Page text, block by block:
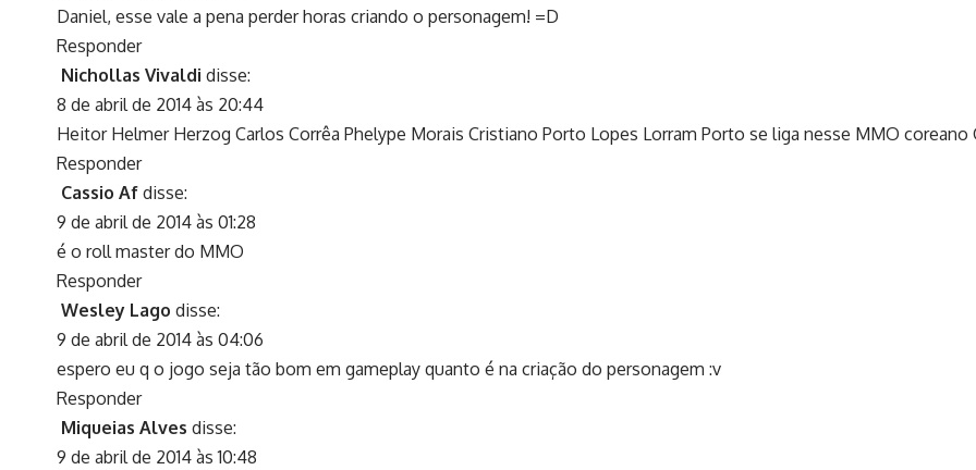
Daniel, esse vale a pena perder horas criando o personagem! =D
Responder
Nichollas Vivaldi disse:
8 de abril de 2014 às 20:44
Heitor Helmer Herzog Carlos Corrêa Phelype Morais Cristiano Porto Lopes Lorram Porto se liga nesse MMO coreano
Responder
Cassio Af disse:
9 de abril de 2014 às 01:28
é o roll master do MMO
Responder
Wesley Lago disse:
9 de abril de 2014 às 04:06
espero eu q o jogo seja tão bom em gameplay quanto é na criação do personagem :v
Responder
Miqueias Alves disse:
9 de abril de 2014 às 10:48